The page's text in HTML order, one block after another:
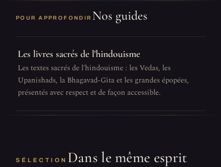
POUR APPROFONDIR Nos guides
Les livres sacrés de l'hindouisme
Les textes sacrés de l'hindouisme : les Vedas, les
Upanishads, la Bhagavad-Gita et les grandes épopées,
présentés avec respect et de façon accessible.
SÉLECTION Dans le même esprit